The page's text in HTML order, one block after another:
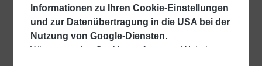
Zapfen, Form D
Informationen zu Ihren Cookie-Einstellungen
und zur Datenübertragung in die USA bei der
Nutzung von Google-Diensten.
Wir verwenden Cookies auf unserer Website.